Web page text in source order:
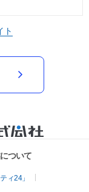
ト
ついて
ィ24」